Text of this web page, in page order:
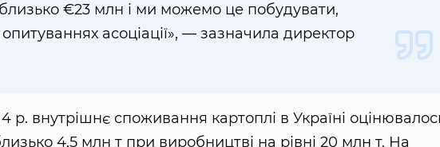
€23 млн і ми можемо це побудувати,
асоціації», — зазначила директор
р. внутрішнє споживання картоплі в Україні
4,5 млн т при виробництві на рівні 20 млн т. На